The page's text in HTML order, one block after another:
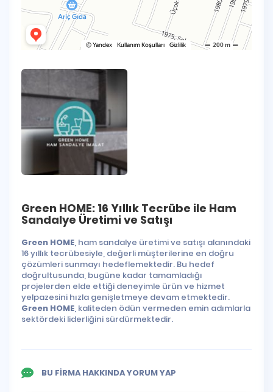
Green HOME: 16 Yıllık Tecrübe ile Ham
Sandalye Üretimi ve Satışı
Green HOME, ham sandalye üretimi ve satışı alanındaki
16 yıllık tecrübesiyle, değerli müşterilerine en doğru
çözümleri sunmayı hedeflemektedir. Bu hedef
doğrultusunda, bugüne kadar tamamladığı
projelerden elde ettiği deneyimle ürün ve hizmet
yelpazesini hızla genişletmeye devam etmektedir.
Green HOME, kaliteden ödün vermeden emin adımlarla
sektördeki liderliğini sürdürmektedir.
BU FİRMA HAKKINDA YORUM YAP